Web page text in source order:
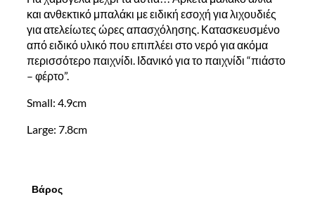
και ανθεκτικό μπαλάκι με ειδική εσοχή για λιχουδιές
για ατελείωτες ώρες απασχόλησης. Κατασκευσμένο
από ειδικό υλικό που επιπλέει στο νερό για ακόμα
περισσότερο παιχνίδι. Ιδανικό για το παιχνίδι “πιάστο
– φέρτο”.
Small: 4.9cm
Large: 7.8cm
Βάρος